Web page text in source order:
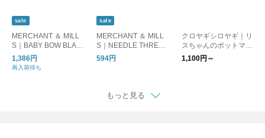
sale
MERCHANT ＆ MILL
S｜BABY BOW BLAC
K SCISSORS ミニ糸
切りばさみ
1,386円
再入荷待ち
sale
MERCHANT ＆ MILL
S｜NEEDLE THREA
DER 糸通し
594円
クロヤギシロヤギ｜リ
スちゃんのポットマッ
ト 刺繍キット[図案付/
初心者でも楽しい/コ
1,100円～
もっと見る